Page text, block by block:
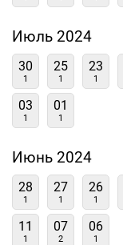
Июль 2024
30
1
25
1
23
1
03
1
01
1
Июнь 2024
28
1
27
1
26
1
11
1
07
2
06
1